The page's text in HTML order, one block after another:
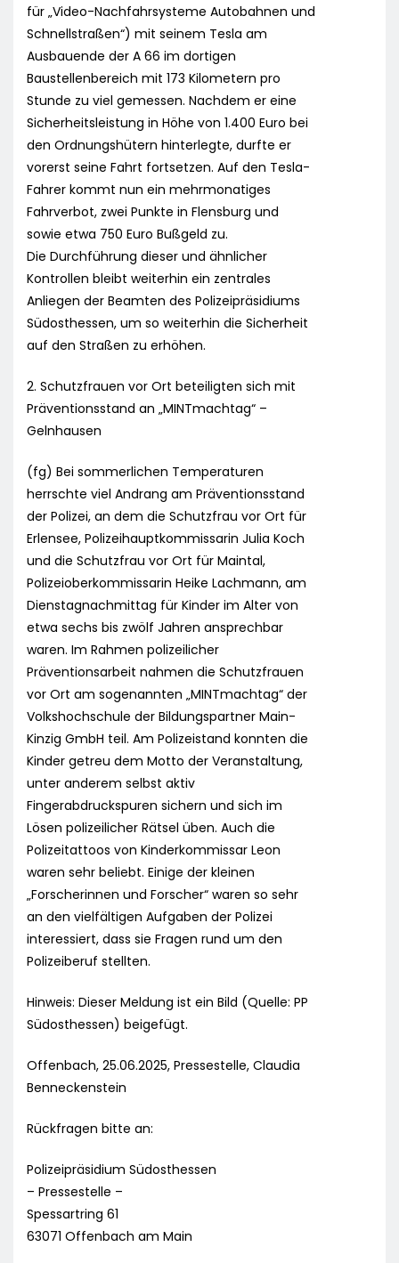
für „Video-Nachfahrsysteme Autobahnen und
Schnellstraßen“) mit seinem Tesla am
Ausbauende der A 66 im dortigen
Baustellenbereich mit 173 Kilometern pro
Stunde zu viel gemessen. Nachdem er eine
Sicherheitsleistung in Höhe von 1.400 Euro bei
den Ordnungshütern hinterlegte, durfte er
vorerst seine Fahrt fortsetzen. Auf den Tesla-
Fahrer kommt nun ein mehrmonatiges
Fahrverbot, zwei Punkte in Flensburg und
sowie etwa 750 Euro Bußgeld zu.
Die Durchführung dieser und ähnlicher
Kontrollen bleibt weiterhin ein zentrales
Anliegen der Beamten des Polizeipräsidiums
Südosthessen, um so weiterhin die Sicherheit
auf den Straßen zu erhöhen.
2. Schutzfrauen vor Ort beteiligten sich mit
Präventionsstand an „MINTmachtag“ –
Gelnhausen
(fg) Bei sommerlichen Temperaturen
herrschte viel Andrang am Präventionsstand
der Polizei, an dem die Schutzfrau vor Ort für
Erlensee, Polizeihauptkommissarin Julia Koch
und die Schutzfrau vor Ort für Maintal,
Polizeioberkommissarin Heike Lachmann, am
Dienstagnachmittag für Kinder im Alter von
etwa sechs bis zwölf Jahren ansprechbar
waren. Im Rahmen polizeilicher
Präventionsarbeit nahmen die Schutzfrauen
vor Ort am sogenannten „MINTmachtag“ der
Volkshochschule der Bildungspartner Main-
Kinzig GmbH teil. Am Polizeistand konnten die
Kinder getreu dem Motto der Veranstaltung,
unter anderem selbst aktiv
Fingerabdruckspuren sichern und sich im
Lösen polizeilicher Rätsel üben. Auch die
Polizeitattoos von Kinderkommissar Leon
waren sehr beliebt. Einige der kleinen
„Forscherinnen und Forscher“ waren so sehr
an den vielfältigen Aufgaben der Polizei
interessiert, dass sie Fragen rund um den
Polizeiberuf stellten.
Hinweis: Dieser Meldung ist ein Bild (Quelle: PP
Südosthessen) beigefügt.
Offenbach, 25.06.2025, Pressestelle, Claudia
Benneckenstein
Rückfragen bitte an:
Polizeipräsidium Südosthessen
– Pressestelle –
Spessartring 61
63071 Offenbach am Main